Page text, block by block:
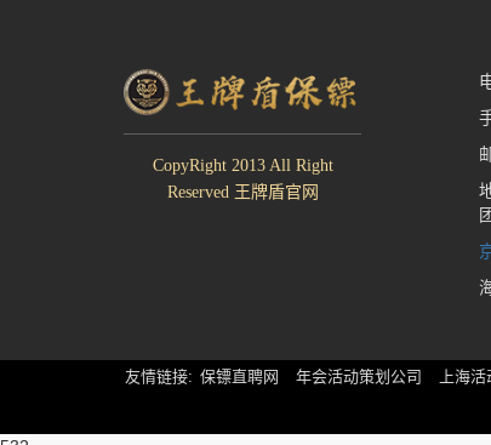
CopyRight 2013 All Right
Reserved 王牌盾官网
友情链接: 保镖直聘网 年会活动策划公司 上海